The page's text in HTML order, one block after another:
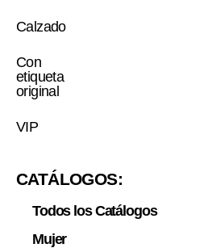
Calzado
Con
etiqueta
original
VIP
CATÁLOGOS:
Todos los Catálogos
Mujer